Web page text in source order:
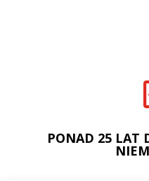
PONAD 25 LAT